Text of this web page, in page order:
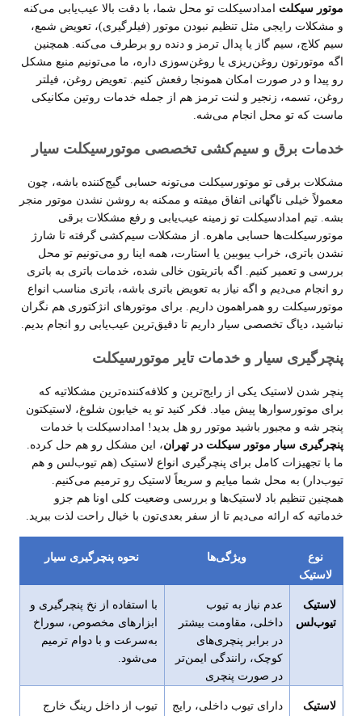
موتور سیکلت امدادسیکلت تو محل شما، با دقت بالا عیب‌یابی می‌کنه
و مشکلات رایجی مثل تنظیم نبودن موتور (فیلرگیری)، تعویض شمع،
سیم کلاچ، سیم گاز یا پدال ترمز و دنده رو برطرف می‌کنه. همچنین
اگه موتورتون روغن‌ریزی یا روغن‌سوزی داره، ما می‌تونیم منبع مشکل
رو پیدا و در صورت امکان همونجا رفعش کنیم. تعویض روغن، فیلتر
روغن، تسمه، زنجیر و لنت ترمز هم از جمله خدمات روتین مکانیکی
ماست که تو محل انجام می‌شه
خدمات برق و سیم‌کشی تخصصی موتورسیکلت سیار
مشکلات برقی تو موتورسیکلت می‌تونه حسابی گیج‌کننده باشه، چون
معمولاً خیلی ناگهانی اتفاق میفته و ممکنه به روشن نشدن موتور منجر
بشه. تیم امدادسیکلت تو زمینه عیب‌یابی و رفع مشکلات برقی
موتورسیکلت‌ها حسابی ماهره. از مشکلات سیم‌کشی گرفته تا شارژ
نشدن باتری، خراب یبوبین یا استارت، همه اینا رو می‌تونیم تو محل
بررسی و تعمیر کنیم. اگه باتریتون خالی شده، خدمات باتری به باتری
رو انجام می‌دیم و اگه نیاز به تعویض باتری باشه، باتری مناسب انواع
موتورسیکلت رو همراهمون داریم. برای موتورهای انژکتوری هم نگران
نباشید، دیاگ تخصصی سیار داریم تا دقیق‌ترین عیب‌یابی رو انجام بدیم
پنچرگیری سیار و خدمات تایر موتورسیکلت
پنچر شدن لاستیک یکی از رایج‌ترین و کلافه‌کننده‌ترین مشکلاتیه که
برای موتورسوارها پیش میاد. فکر کنید تو یه خیابون شلوغ، لاستیکتون
پنچر شه و مجبور باشید موتور رو هل بدید! امدادسیکلت با خدمات
پنچرگیری سیار موتور سیکلت در تهران، این مشکل رو هم حل کرده.
ما با تجهیزات کامل برای پنچرگیری انواع لاستیک (هم تیوب‌لس و هم
تیوب‌دار) به محل شما میایم و سریعاً لاستیک رو ترمیم می‌کنیم.
همچنین تنظیم باد لاستیک‌ها و بررسی وضعیت کلی اونا هم جزو
خدماتیه که ارائه می‌دیم تا از سفر بعدی‌تون با خیال راحت لذت ببرید
نوع
لاستیک
ویژگی‌ها نحوه پنچرگیری سیار
لاستیک
تیوب‌لس
عدم نیاز به تیوب
داخلی، مقاومت بیشتر
در برابر پنچری‌های
کوچک، رانندگی ایمن‌تر
در صورت پنچری
با استفاده از نخ پنچرگیری و
ابزارهای مخصوص، سوراخ
به‌سرعت و با دوام ترمیم
می‌شود
لاستیک
دارای تیوب داخلی، رایج
تیوب از داخل رینگ خارج